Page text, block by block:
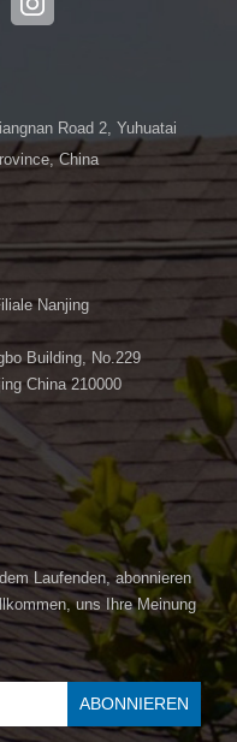
m² und verfügt über
Road 2, Yuhuatai
China
Nanjing
Building, No.229
China 210000
Laufenden, abonnieren
uns Ihre Meinung